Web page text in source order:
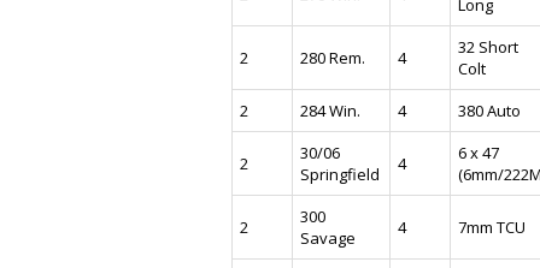
Long
2 280 Rem. 4
32 Short
Colt
2
284 Win. 4 380 Auto
2
30/06
Springfield
4
6 x 47
(6mm/
2
300
Savage
4 7mm TCU